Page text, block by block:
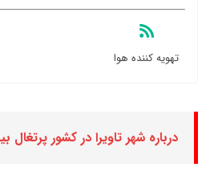
تهویه کننده هوا
درباره شهر تاویرا در کشور پرتغال